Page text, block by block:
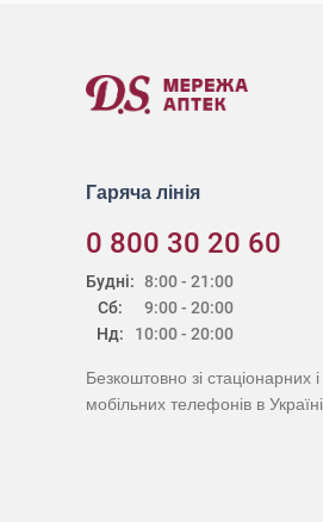
Гаряча лінія
0 800 30 20 60
Будні:
Сб:
Нд:
8:00 - 21:00
9:00 - 20:00
10:00 - 20:00
Безкоштовно зі стаціонарних і
мобільних телефонів в Україні